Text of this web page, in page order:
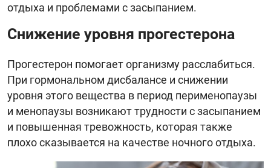
отдыха и проблемами с засыпанием.
Снижение уровня прогестерона
Прогестерон помогает организму расслабиться.
При гормональном дисбалансе и снижении
уровня этого вещества в период перименопаузы
и менопаузы возникают трудности с засыпанием
и повышенная тревожность, которая также
плохо сказывается на качестве ночного отдыха.